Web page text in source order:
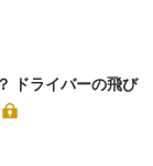
ドライバーの飛び